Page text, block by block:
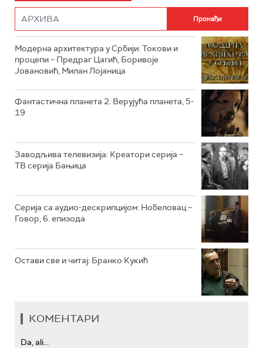
РТС ЖИВОТ
РТС КОЛО
Модерна архитектура у Србији: Токови и
процепи – Предраг Цагић, Боривоје
Јовановић, Милан Лојаница
Фантастична планета 2: Верујућа планета, 5-
19
Заводљива телевизија: Креатори серија –
ТВ серија Бањица
Серија са аудио-дескрипцијом: Нобеловац –
Говор, 6. епизода
Остави све и читај: Бранко Кукић
КОМЕНТАРИ
Da, ali...